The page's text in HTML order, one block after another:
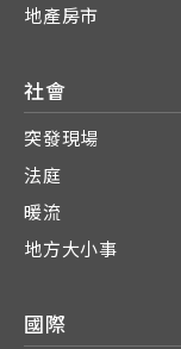
地產房市
社會
突發現場
法庭
暖流
地方大小事
國際